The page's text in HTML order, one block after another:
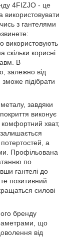
4FIZJO - це
з гантелями
використовують
скільки корисні
В
залежно від
підібрати
металу, завдяки
виконує
комфортний хват,
потертостей, а
Профільована
по
гантелі до
позитивний
силові
бренду
що
від